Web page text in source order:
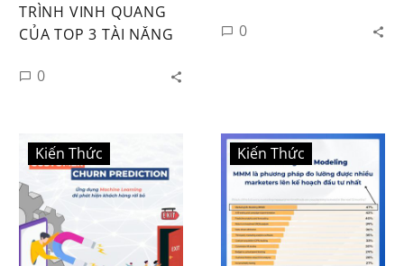
TRÌNH VINH QUANG
CỦA TOP 3 TÀI NĂNG
0
0
Kiến Thức Kiến Thức